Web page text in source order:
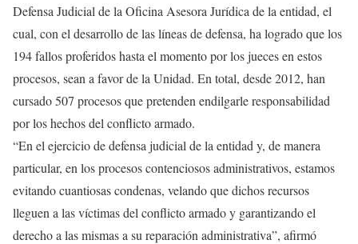
Defensa Judicial de la Oficina Asesora Jurídica de la entidad, el
cual, con el desarrollo de las líneas de defensa, ha logrado que los
194 fallos proferidos hasta el momento por los jueces en estos
procesos, sean a favor de la Unidad. En total, desde 2012, han
cursado 507 procesos que pretenden endilgarle responsabilidad
por los hechos del conflicto armado.
“En el ejercicio de defensa judicial de la entidad y, de manera
particular, en los procesos contenciosos administrativos, estamos
evitando cuantiosas condenas, velando que dichos recursos
lleguen a las víctimas del conflicto armado y garantizando el
derecho a las mismas a su reparación administrativa”, afirmó